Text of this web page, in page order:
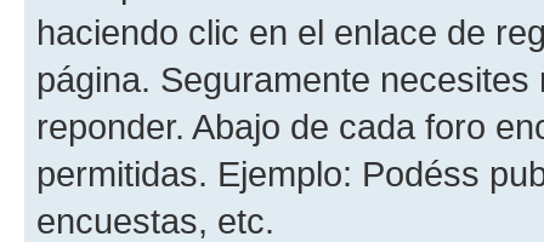
haciendo clic en el enlace de
página. Seguramente
reponder. Abajo de cada foro
permitidas. Ejemplo: Podéss
encuestas, etc.